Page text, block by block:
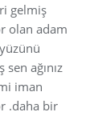
gelmiş
olan adam
ağınız
iman
.daha bir